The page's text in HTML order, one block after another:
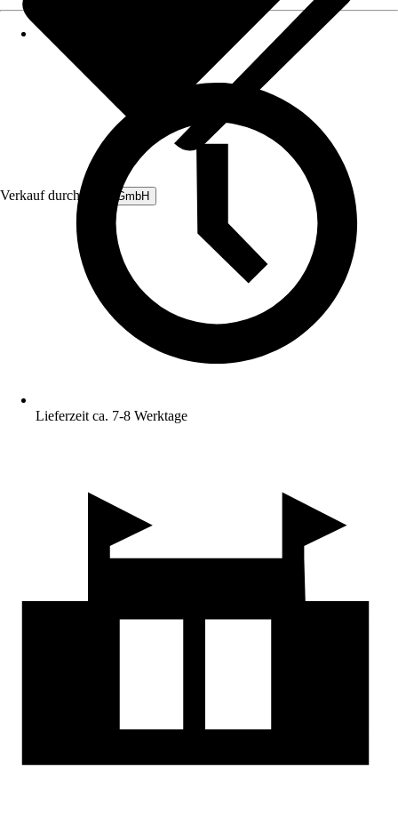
Verkauf durch: B&L GmbH
Lieferzeit ca. 7-8 Werktage